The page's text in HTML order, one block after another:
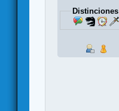
Distinciones